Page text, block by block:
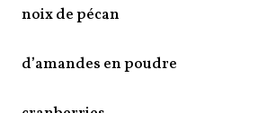
noix de pécan
d’amandes en poudre